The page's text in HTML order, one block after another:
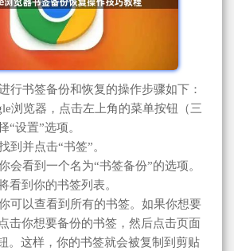
行书签备份和恢复的操作步骤如下：
浏览器，点击左上角的菜单按钮（三
“设置”选项。
到并点击“书签”。
会看到一个名为“书签备份”的选项。
看到你的书签列表。
可以查看到所有的书签。如果你想要
击你想要备份的书签，然后点击页面
。这样，你的书签就会被复制到剪贴